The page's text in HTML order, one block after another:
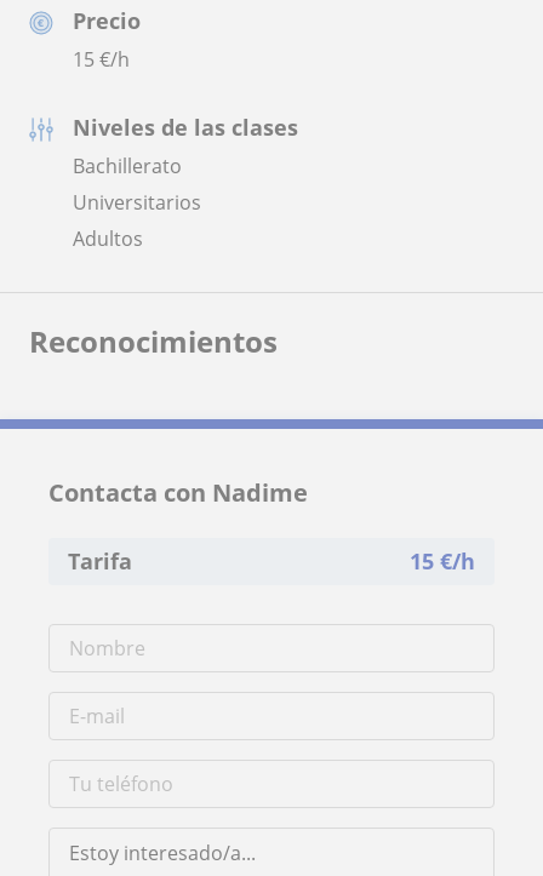
Precio
15€/h
Niveles de las clases
Bachillerato
Universitarios
Adultos
Reconocimientos
Contacta con Nadime
Tarifa 15 €/h